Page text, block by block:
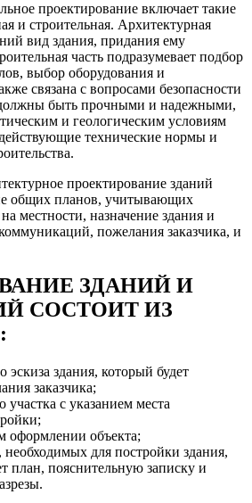
проектирование включает такие
и строительная. Архитектурная
вид здания, придания ему
часть подразумевает подбор
выбор оборудования и
связана с вопросами безопасности
быть прочными и надежными,
и геологическим условиям
технические нормы и
проектирование зданий
общих планов, учитывающих
местности, назначение здания и
пожелания заказчика, и
ЗДАНИЙ И
СОСТОИТ ИЗ
эскиза здания, который будет
заказчика;
участка с указанием места
оформлении объекта;
необходимых для постройки здания,
план, пояснительную записку и